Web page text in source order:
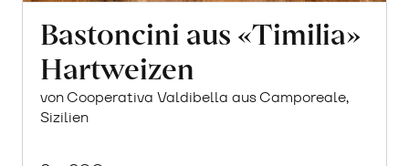
Bastoncini aus «Timilia»
Hartweizen
von Cooperativa Valdibella aus Camporeale,
Sizilien